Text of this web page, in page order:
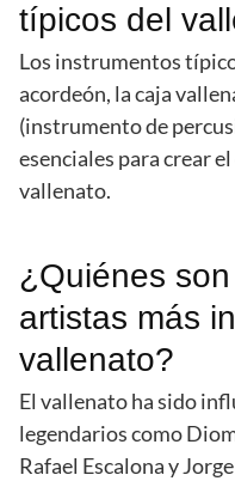
típicos del
Los instrumentos
acordeón, la caja
(instrumento de
esenciales para crear
vallenato.
¿Quiénes
artistas más
vallenato?
El vallenato ha sido
legendarios como
Rafael Escalona y